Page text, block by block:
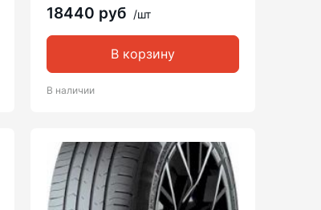
18440 руб /шт
В корзину
В наличии